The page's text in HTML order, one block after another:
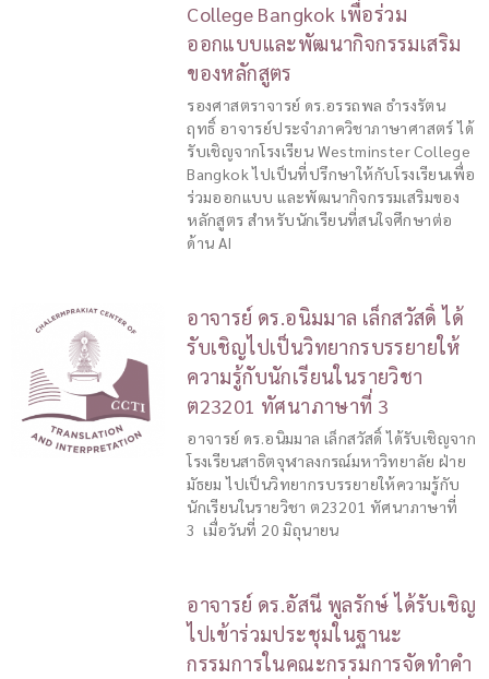
College Bangkok เพื่อร่วม
ออกแบบและพัฒนากิจกรรมเสริม
ของหลักสูตร
รองศาสตราจารย์ ดร.อรรถพล ธำรงรัตน
ฤทธิ์ อาจารย์ประจำภาควิชาภาษาศาสตร์ ได้
รับเชิญจากโรงเรียน Westminster College
Bangkok ไปเป็นที่ปรึกษาให้กับโรงเรียนเพื่อ
ร่วมออกแบบ และพัฒนากิจกรรมเสริมของ
หลักสูตร สำหรับนักเรียนที่สนใจศึกษาต่อ
ด้าน AI
อาจารย์ ดร.อนิมมาล เล็กสวัสดิ์ ได้
รับเชิญไปเป็นวิทยากรบรรยายให้
ความรู้กับนักเรียนในรายวิชา
ต23201 ทัศนาภาษาที่ 3
อาจารย์ ดร.อนิมมาล เล็กสวัสดิ์ ได้รับเชิญจาก
โรงเรียนสาธิตจุฬาลงกรณ์มหาวิทยาลัย ฝ่าย
มัธยม ไปเป็นวิทยากรบรรยายให้ความรู้กับ
นักเรียนในรายวิชา ต23201 ทัศนาภาษาที่
3 เมื่อวันที่ 20 มิถุนายน
อาจารย์ ดร.อัสนี พูลรักษ์ ได้รับเชิญ
ไปเข้าร่วมประชุมในฐานะ
กรรมการในคณะกรรมการจัดทำคำ